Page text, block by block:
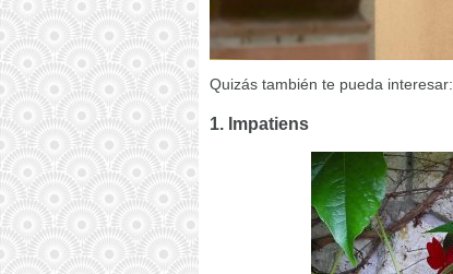
Quizás también te pueda interesar:
1. Impatiens